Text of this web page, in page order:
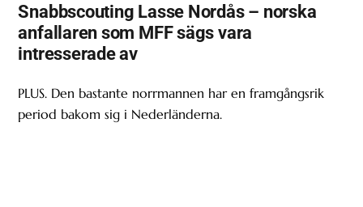
Snabbscouting Lasse Nordås – norska
anfallaren som MFF sägs vara
intresserade av
PLUS. Den bastante norrmannen har en framgångsrik
period bakom sig i Nederländerna.